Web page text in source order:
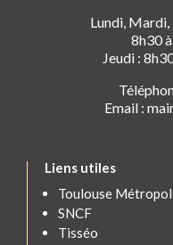
Lundi,
8h30
Jeudi :
Email :
Liens utiles
Toulouse
SNCF
Tisséo